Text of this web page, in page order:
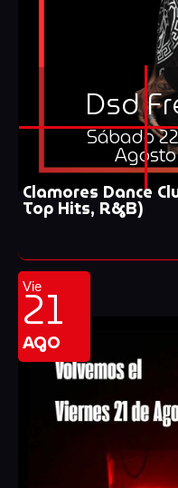
Dsd
Sábado
Agosto
Clamores Dance
Top Hits, R&B)
Vie
21
AGO